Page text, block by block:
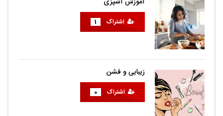
اشتراک 1
زیبایی و فشن
اشتراک 0